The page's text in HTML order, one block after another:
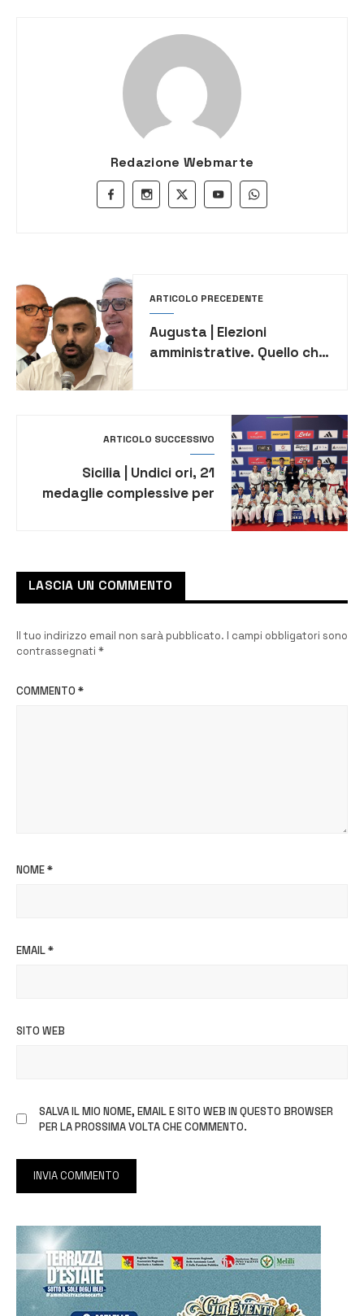
Redazione Webmarte
ARTICOLO PRECEDENTE
Augusta | Elezioni
amministrative. Quello che
ARTICOLO SUCCESSIVO
Sicilia | Undici ori, 21
medaglie complessive per
LASCIA UN COMMENTO
Il tuo indirizzo email non sarà pubblicato. I campi obbligatori sono
contrassegnati *
COMMENTO *
NOME*
EMAIL*
SITO WEB
SALVA IL MIO NOME, EMAIL E SITO WEB IN QUESTO BROWSER
PER LA PROSSIMA VOLTA CHE COMMENTO.